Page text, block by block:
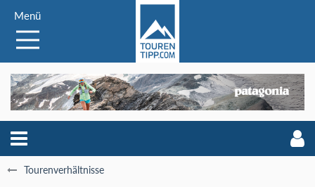
Menü
Tourenverhältnisse